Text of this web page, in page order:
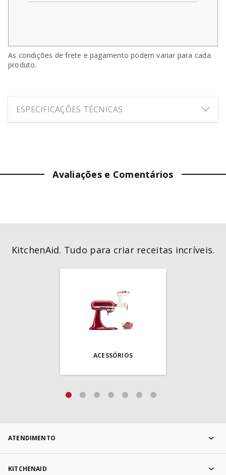
As condições de frete e pagamento podem variar para cada
produto.
ESPECIFICAÇÕES TÉCNICAS
PROFUNDIDADE: 5 cm
Avaliações e Comentários
KitchenAid. Tudo para criar receitas incríveis.
ACESSÓRIOS
ATENDIMENTO
KITCHENAID